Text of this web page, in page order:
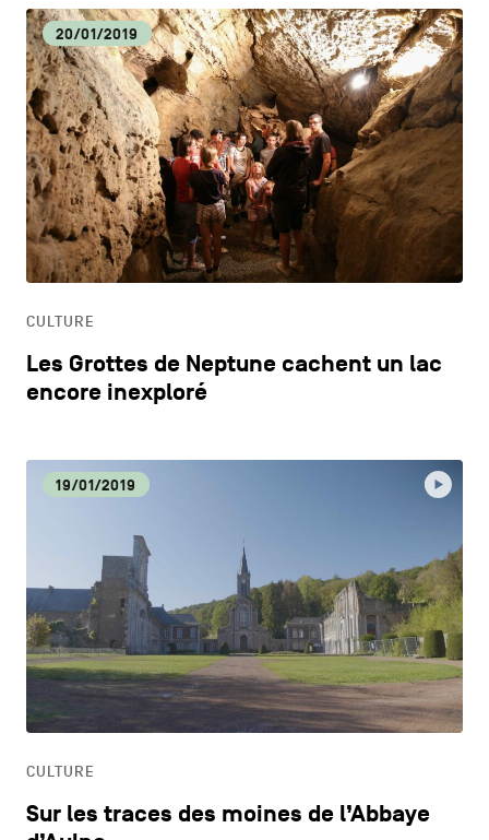
20/01/2019
CULTURE
Les Grottes de Neptune cachent un lac
encore inexploré
19/01/2019
CULTURE
Sur les traces des moines de l’Abbaye